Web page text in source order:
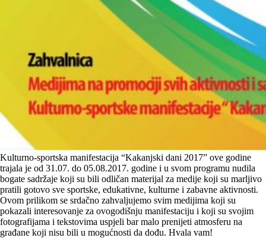
Kulturno-sportska manifestacija “Kakanjski dani 2017” ove godine
trajala je od 31.07. do 05.08.2017. godine i u svom programu nudila
bogate sadržaje koji su bili odličan materijal za medije koji su marljivo
pratili gotovo sve sportske, edukativne, kulturne i zabavne aktivnosti.
Ovom prilikom se srdačno zahvaljujemo svim medijima koji su
pokazali interesovanje za ovogodišnju manifestaciju i koji su svojim
fotografijama i tekstovima uspjeli bar malo prenijeti atmosferu na
građane koji nisu bili u mogućnosti da dođu. Hvala vam!